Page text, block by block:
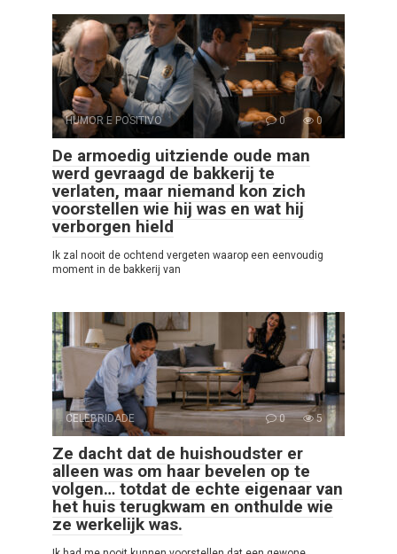
HUMOR E POSITIVO 0 0
De armoedig uitziende oude man
werd gevraagd de bakkerij te
verlaten, maar niemand kon zich
voorstellen wie hij was en wat hij
verborgen hield
Ik zal nooit de ochtend vergeten waarop een eenvoudig
moment in de bakkerij van
CELEBRIDADE 0 5
Ze dacht dat de huishoudster er
alleen was om haar bevelen op te
volgen… totdat de echte eigenaar van
het huis terugkwam en onthulde wie
ze werkelijk was.